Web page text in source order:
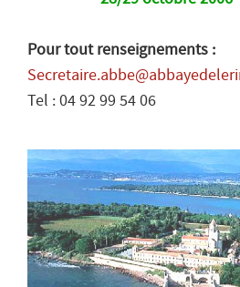
Pour tout renseignements :
Tel : 04 92 99 54 06